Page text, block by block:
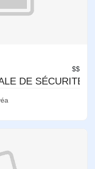
$$
DE SÉCURITÉ